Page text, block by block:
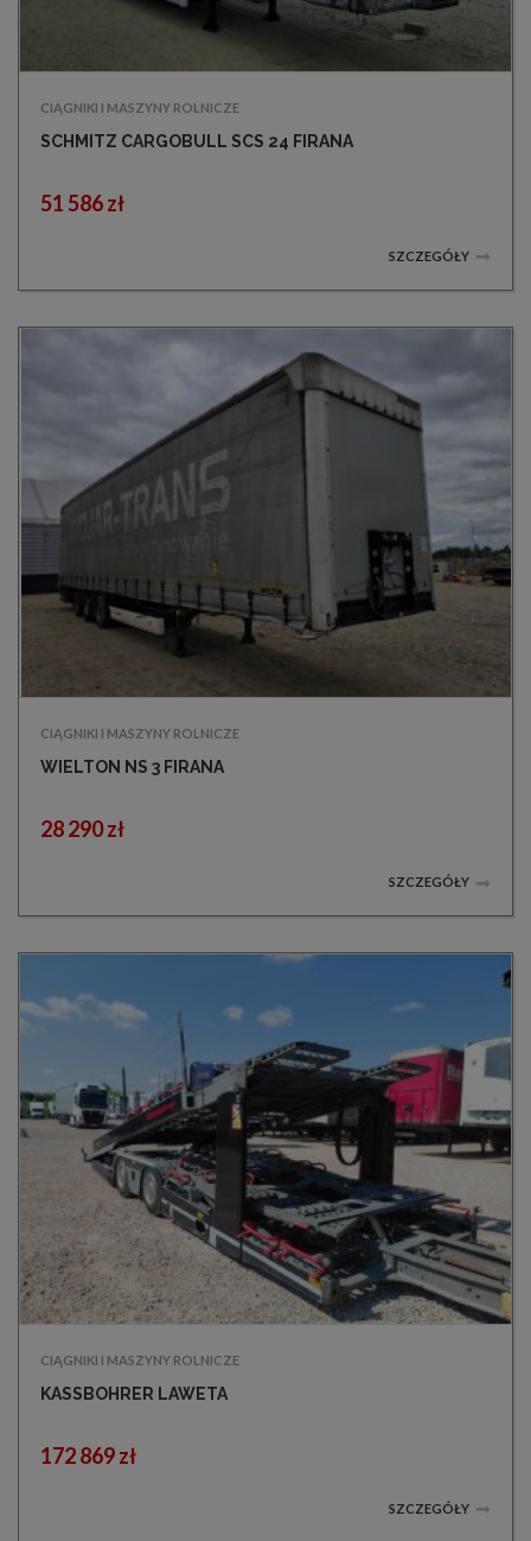
CIĄGNIKI I MASZYNY ROLNICZE
SCHMITZ CARGOBULL SCS 24 FIRANA
51 586 zł
SZCZEGÓŁY
CIĄGNIKI I MASZYNY ROLNICZE
WIELTON NS 3 FIRANA
28 290 zł
SZCZEGÓŁY
CIĄGNIKI I MASZYNY ROLNICZE
KASSBOHRER LAWETA
172 869 zł
SZCZEGÓŁY